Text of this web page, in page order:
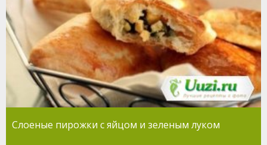
Слоеные пирожки с яйцом и зеленым луком